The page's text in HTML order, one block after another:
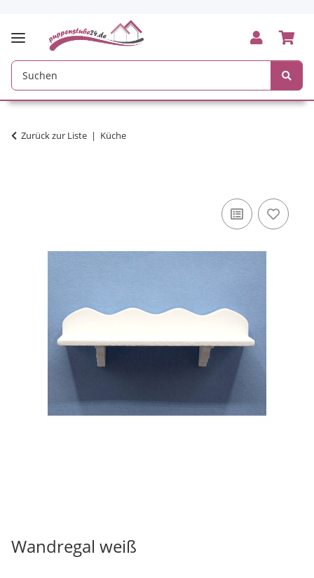
Zurück zur Liste Küche
Wandregal weiß